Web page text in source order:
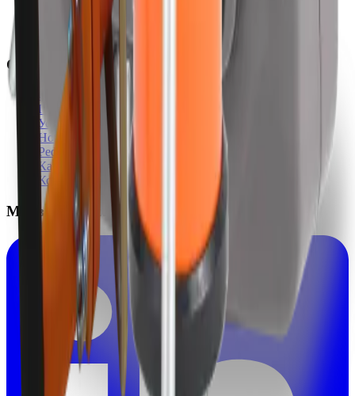
+90 (212) 909 5 298
Факс: +90 (212) 909 5 298
Ссылки
О нас
Продукция
Услуги
Новости
Референции
Карьера
Контакты
Мы в соцсетях